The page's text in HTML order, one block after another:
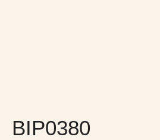
BIP0380